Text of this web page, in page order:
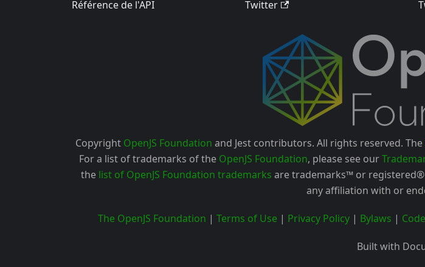
Référence de l'API
Twitter
Copyright OpenJS Foundation and Jest contributors. All rights reserved. The
For a list of trademarks of the OpenJS Foundation, please see our
the list of OpenJS Foundation trademarks are trademarks™ or
any affiliation with or
The OpenJS Foundation | Terms of Use | Privacy Policy | Bylaws |
Built with